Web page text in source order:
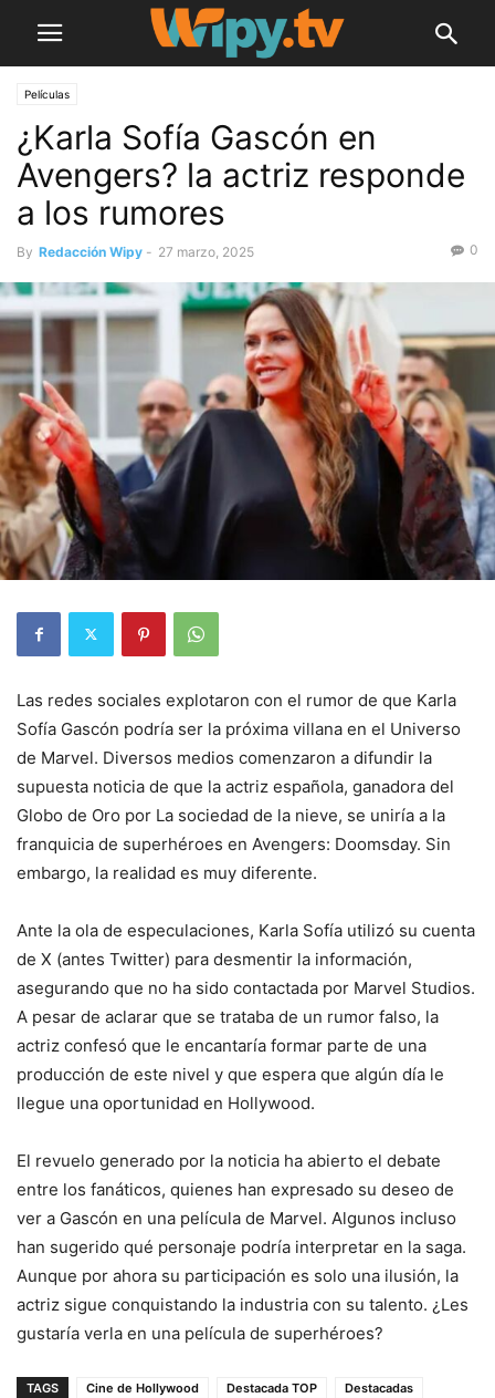
Películas
¿Karla Sofía Gascón en
Avengers? la actriz responde
a los rumores
By Redacción Wipy - 27 marzo, 2025 0
Las redes sociales explotaron con el rumor de que Karla
Sofía Gascón podría ser la próxima villana en el Universo
de Marvel. Diversos medios comenzaron a difundir la
supuesta noticia de que la actriz española, ganadora del
Globo de Oro por La sociedad de la nieve, se uniría a la
franquicia de superhéroes en Avengers: Doomsday. Sin
embargo, la realidad es muy diferente.
Ante la ola de especulaciones, Karla Sofía utilizó su cuenta
de X (antes Twitter) para desmentir la información,
asegurando que no ha sido contactada por Marvel Studios.
A pesar de aclarar que se trataba de un rumor falso, la
actriz confesó que le encantaría formar parte de una
producción de este nivel y que espera que algún día le
llegue una oportunidad en Hollywood.
El revuelo generado por la noticia ha abierto el debate
entre los fanáticos, quienes han expresado su deseo de
ver a Gascón en una película de Marvel. Algunos incluso
han sugerido qué personaje podría interpretar en la saga.
Aunque por ahora su participación es solo una ilusión, la
actriz sigue conquistando la industria con su talento. ¿Les
gustaría verla en una película de superhéroes?
TAGS Cine de Hollywood Destacada TOP
Destacadas